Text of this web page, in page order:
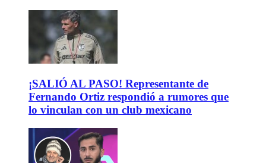
¡SALIÓ AL PASO! Representante de
Fernando Ortiz respondió a rumores que
lo vinculan con un club mexicano